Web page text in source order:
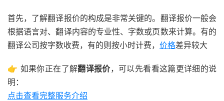
首先，了解翻译报价的构成是非常关键的。翻译报价一般会
根据语言对、翻译内容的专业性、字数或页数来计算。有的
翻译公司按字数收费，有的则按小时计费， 价格差异较大
👉 如果你正在了解翻译报价，可以先看看这篇更详细的说
明：
点击查看完整服务介绍